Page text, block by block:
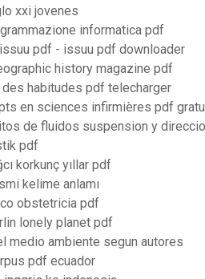
xxi jovenes
informatica pdf
pdf - issuu pdf downloader
history magazine pdf
habitudes pdf telecharger
en sciences infirmières pdf
de fluidos suspension y
pdf
korkunç yıllar pdf
kelime anlamı
obstetricia pdf
lonely planet pdf
medio ambiente segun autores
pdf ecuador